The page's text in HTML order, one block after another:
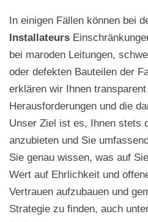
In einigen Fällen können bei
Installateurs
bei maroden Leitungen,
oder defekten Bauteilen der
erklären wir Ihnen
Herausforderungen und die
Unser Ziel ist es, Ihnen stets
anzubieten und Sie
Sie genau wissen, was auf
Wert auf Ehrlichkeit und
Vertrauen aufzubauen und
Strategie zu finden, auch